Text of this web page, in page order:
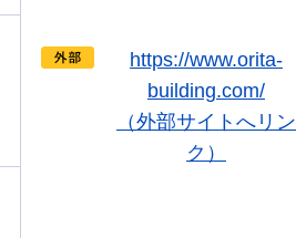
https://www.orita-
building.com/
（外部サイトへリン
ク）